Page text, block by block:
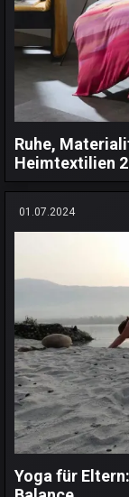
Ruhe,
Heimtextilien
01.07.2024
Yoga für